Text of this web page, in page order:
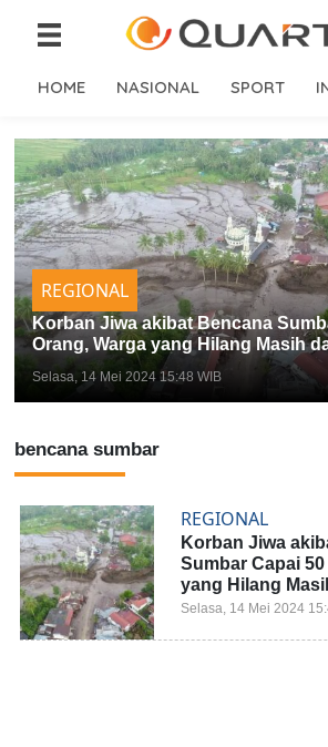
HOME NASIONAL SPORT
REGIONAL
Korban Jiwa akibat Bencana
Orang, Warga yang Hilang Masih
Selasa, 14 Mei 2024 15:48 WIB
bencana sumbar
REGIONAL
Korban Jiwa
Sumbar Capai
yang Hilang
Pencarian
Selasa, 14 Mei 2024